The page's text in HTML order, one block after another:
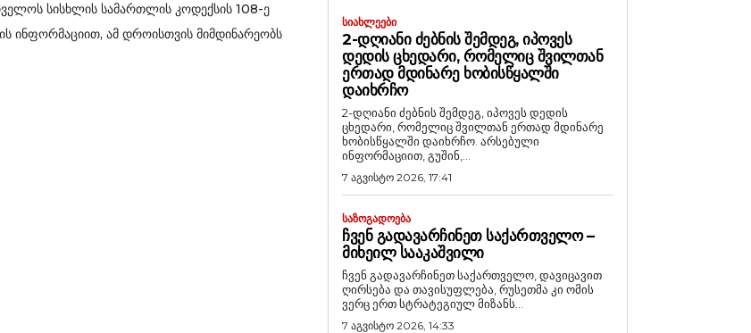
სისხლის სამართლის კოდექსის 108-ე
ინფორმაციით, ამ დროისთვის მიმდინარეობს
ᲡᲘᲐᲮᲚᲔᲔᲑᲘ
2-ᲓᲦᲘᲐᲜᲘ ᲫᲔᲑᲜᲘᲡ ᲨᲔᲛᲓᲔᲒ, ᲘᲞᲝᲕᲔᲡ
ᲓᲔᲓᲘᲡ ᲪᲮᲔᲓᲐᲠᲘ, ᲠᲝᲛᲔᲚᲘᲪ ᲨᲕᲘᲚᲗᲐᲜ
ᲔᲠᲗᲐᲓ ᲛᲓᲘᲜᲐᲠᲔ ᲮᲝᲑᲘᲡᲬᲧᲐᲚᲨᲘ
ᲓᲐᲘᲮᲠᲩᲝ
2-დღიანი ძებნის შემდეგ, იპოვეს დედის
ცხედარი, რომელიც შვილთან ერთად მდინარე
ხობისწყალში დაიხრჩო. არსებული
ინფორმაციით, გუშინ,...
7 აგვისტო 2026, 17:41
ᲡᲐᲖᲝᲒᲐᲓᲝᲔᲑᲐ
ᲩᲕᲔᲜ ᲒᲐᲓᲐᲕᲐᲠᲩᲘᲜᲔᲗ ᲡᲐᲥᲐᲠᲗᲕᲔᲚᲝ –
ᲛᲘᲮᲔᲘᲚ ᲡᲐᲐᲙᲐᲨᲕᲘᲚᲘ
ჩვენ გადავარჩინეთ საქართველო, დავიცავით
ღირსება და თავისუფლება, რუსეთმა კი ომის
ვერც ერთ სტრატეგიულ მიზანს...
7 აგვისტო 2026, 14:33